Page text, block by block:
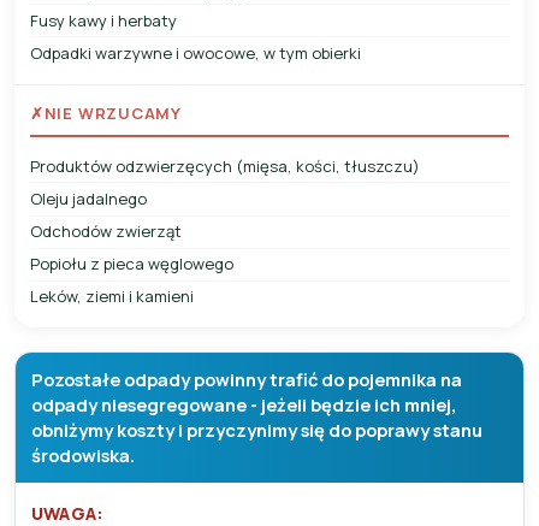
Fusy kawy i herbaty
Odpadki warzywne i owocowe, w tym obierki
✗NIE WRZUCAMY
Produktów odzwierzęcych (mięsa, kości, tłuszczu)
Oleju jadalnego
Odchodów zwierząt
Popiołu z pieca węglowego
Leków, ziemi i kamieni
Pozostałe odpady powinny trafić do pojemnika na
odpady niesegregowane - jeżeli będzie ich mniej,
obniżymy koszty i przyczynimy się do poprawy stanu
środowiska.
UWAGA: